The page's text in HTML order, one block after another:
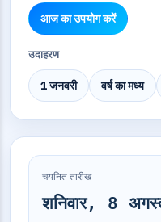
आज का उपयोग करें
उदाहरण
1 जनवरी वर्ष का मध्य
चयनित तारीख
शनिवार, 8